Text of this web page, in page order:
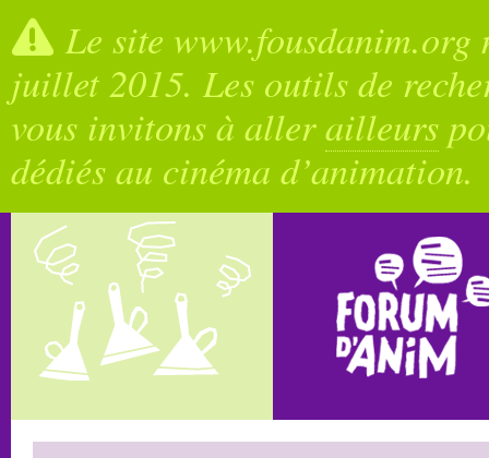
Le site
juillet 2015. Les outils de
vous invitons à allerailleurs
dédiés au cinéma d’animation.